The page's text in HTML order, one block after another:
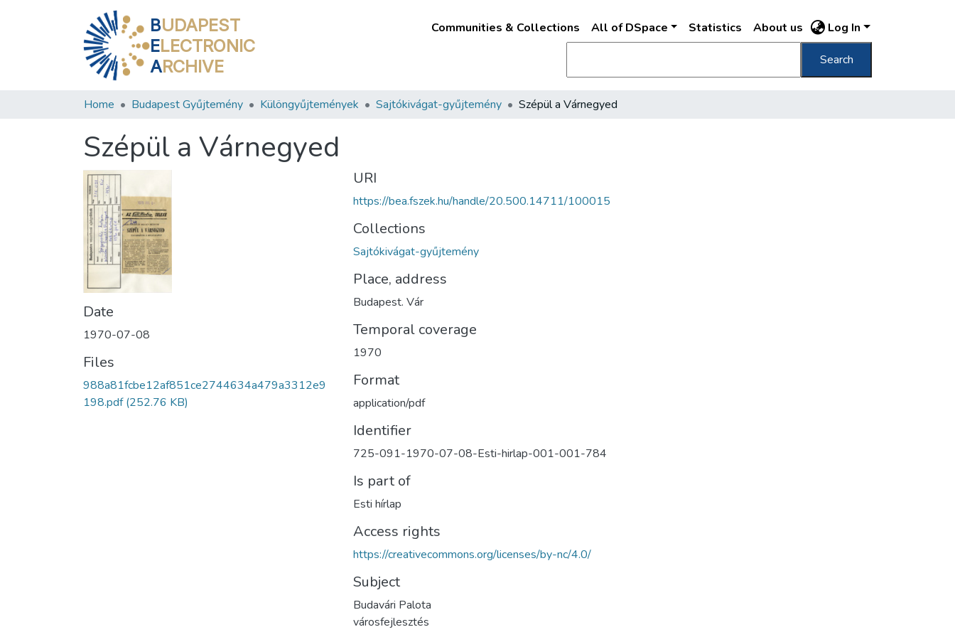
BUDAPEST
ELECTRONIC
ARCHIVE
Communities & Collections All of DSpace Statistics About us Log In
Search
Home Budapest Gyűjtemény Különgyűjtemények Sajtókivágat-gyűjtemény Szépül a Várnegyed
Szépül a Várnegyed
Date
1970-07-08
Files
988a81fcbe12af851ce2744634a479a3312e9
198.pdf(252.76 KB)
URI
https://bea.fszek.hu/handle/20.500.14711/100015
Collections
Sajtókivágat-gyűjtemény
Place, address
Budapest. Vár
Temporal coverage
1970
Format
application/pdf
Identifier
725-091-1970-07-08-Esti-hirlap-001-001-784
Is part of
Esti hírlap
Access rights
https://creativecommons.org/licenses/by-nc/4.0/
Subject
Budavári Palota
városfejlesztés